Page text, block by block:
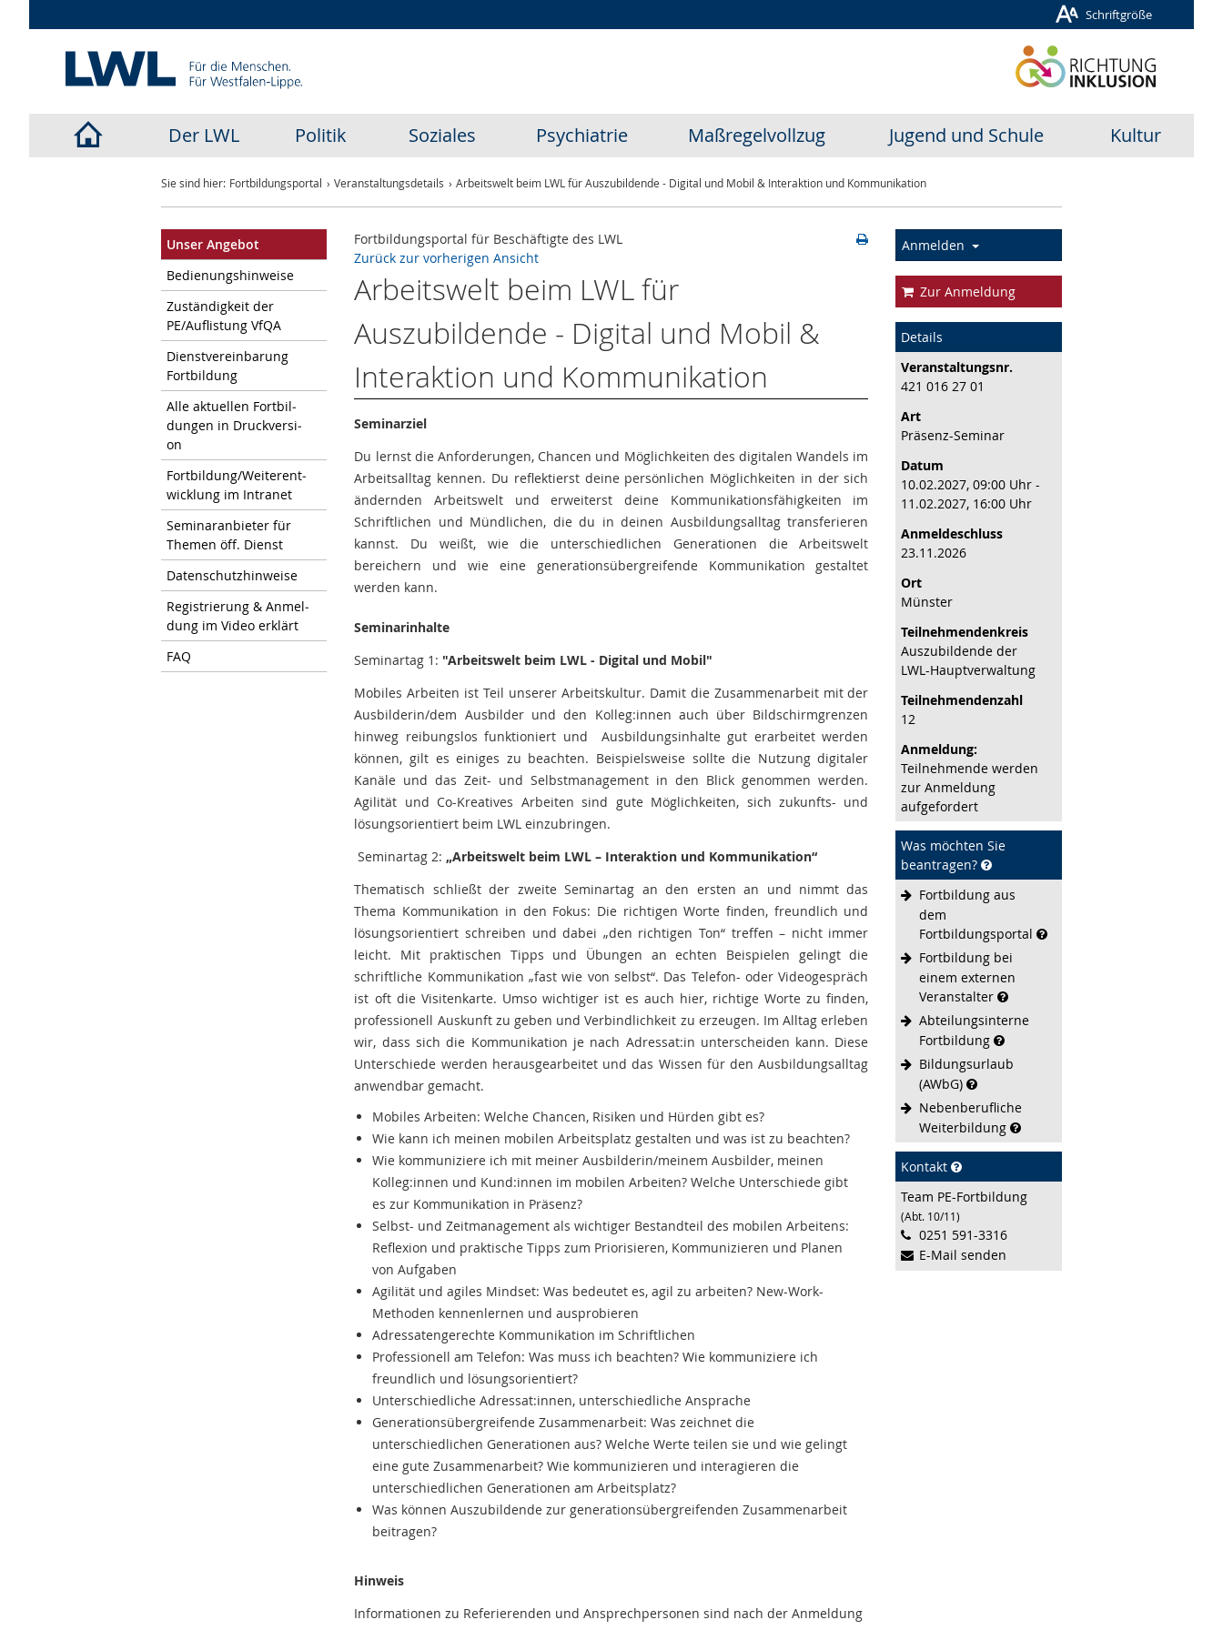
Schriftgröße
Der LWL Politik Soziales Psychiatrie Maßregelvollzug Jugend und Schule Kultur
Sie sind hier: Fortbildungsportal Veranstaltungsdetails Arbeitswelt beim LWL für Auszubildende - Digital und Mobil & Interaktion und Kommunikation
Unser An­ge­bot
Be­die­nungs­hin­wei­se
Zu­stän­dig­keit der
PE/Auf­lis­tung VfQA
Dienst­ver­ein­ba­rung
Fort­bil­dung
Alle ak­tu­el­len Fort­bil­
dun­gen in Druck­ver­si­
on
Fort­bil­dung/Wei­ter­ent­
wick­lung im In­tra­net
Se­mi­nar­an­bie­ter für
The­men öff. Dienst
Da­ten­schutz­hin­wei­se
Re­gis­trie­rung & An­mel­
dung im Video er­klärt
FAQ
Fortbildungsportal für Beschäftigte des LWL
Zurück zur vorherigen Ansicht
Arbeitswelt beim LWL für
Auszubildende - Digital und Mobil &
Interaktion und Kommunikation
Seminarziel
Du lernst die Anforderungen, Chancen und Möglichkeiten des digitalen Wandels im
Arbeitsalltag kennen. Du reflektierst deine persönlichen Möglichkeiten in der sich
ändernden Arbeitswelt und erweiterst deine Kommunikationsfähigkeiten im
Schriftlichen und Mündlichen, die du in deinen Ausbildungsalltag transferieren
kannst. Du weißt, wie die unterschiedlichen Generationen die Arbeitswelt
bereichern und wie eine generationsübergreifende Kommunikation gestaltet
werden kann.
Seminarinhalte
Seminartag 1: "Arbeitswelt beim LWL - Digital und Mobil"
Mobiles Arbeiten ist Teil unserer Arbeitskultur. Damit die Zusammenarbeit mit der
Ausbilderin/dem Ausbilder und den Kolleg:innen auch über Bildschirmgrenzen
hinweg reibungslos funktioniert und Ausbildungsinhalte gut erarbeitet werden
können, gilt es einiges zu beachten. Beispielsweise sollte die Nutzung digitaler
Kanäle und das Zeit- und Selbstmanagement in den Blick genommen werden.
Agilität und Co-Kreatives Arbeiten sind gute Möglichkeiten, sich zukunfts- und
lösungsorientiert beim LWL einzubringen.
Seminartag 2:„Arbeitswelt beim LWL – Interaktion und Kommunikation“
Thematisch schließt der zweite Seminartag an den ersten an und nimmt das
Thema Kommunikation in den Fokus: Die richtigen Worte finden, freundlich und
lösungsorientiert schreiben und dabei „den richtigen Ton“ treffen – nicht immer
leicht. Mit praktischen Tipps und Übungen an echten Beispielen gelingt die
schriftliche Kommunikation „fast wie von selbst“. Das Telefon- oder Videogespräch
ist oft die Visitenkarte. Umso wichtiger ist es auch hier, richtige Worte zu finden,
professionell Auskunft zu geben und Verbindlichkeit zu erzeugen. Im Alltag erleben
wir, dass sich die Kommunikation je nach Adressat:in unterscheiden kann. Diese
Unterschiede werden herausgearbeitet und das Wissen für den Ausbildungsalltag
anwendbar gemacht.
Mobiles Arbeiten: Welche Chancen, Risiken und Hürden gibt es?
Wie kann ich meinen mobilen Arbeitsplatz gestalten und was ist zu beachten?
Wie kommuniziere ich mit meiner Ausbilderin/meinem Ausbilder, meinen
Kolleg:innen und Kund:innen im mobilen Arbeiten? Welche Unterschiede gibt
es zur Kommunikation in Präsenz?
Selbst- und Zeitmanagement als wichtiger Bestandteil des mobilen Arbeitens:
Reflexion und praktische Tipps zum Priorisieren, Kommunizieren und Planen
von Aufgaben
Agilität und agiles Mindset: Was bedeutet es, agil zu arbeiten? New-Work-
Methoden kennenlernen und ausprobieren
Adressatengerechte Kommunikation im Schriftlichen
Professionell am Telefon: Was muss ich beachten? Wie kommuniziere ich
freundlich und lösungsorientiert?
Unterschiedliche Adressat:innen, unterschiedliche Ansprache
Generationsübergreifende Zusammenarbeit: Was zeichnet die
unterschiedlichen Generationen aus? Welche Werte teilen sie und wie gelingt
eine gute Zusammenarbeit? Wie kommunizieren und interagieren die
unterschiedlichen Generationen am Arbeitsplatz?
Was können Auszubildende zur generationsübergreifenden Zusammenarbeit
beitragen?
Hinweis
Informationen zu Referierenden und Ansprechpersonen sind nach der Anmeldung
Anmelden
Zur Anmeldung
Details
Veranstaltungs­nr.
421 016 27 01
Art
Präsenz-Seminar
Datum
10.02.2027, 09:00 Uhr -
11.02.2027, 16:00 Uhr
Anmeldeschluss
23.11.2026
Ort
Münster
Teilnehmenden­kreis
Auszubildende der
LWL-Hauptverwaltung
Teilnehmenden­zahl
12
Anmeldung:
Teilnehmende werden
zur Anmeldung
aufgefordert
Was möchten Sie
beantragen?
Fortbildung aus
dem
Fortbildungsportal
Fortbildung bei
einem externen
Veranstalter
Abteilungsinterne
Fortbildung
Bildungsurlaub
(AWbG)
Nebenberufliche
Weiterbildung
Kontakt
Team PE-Fortbildung
(Abt. 10/11)
0251 591-3316
E-Mail senden